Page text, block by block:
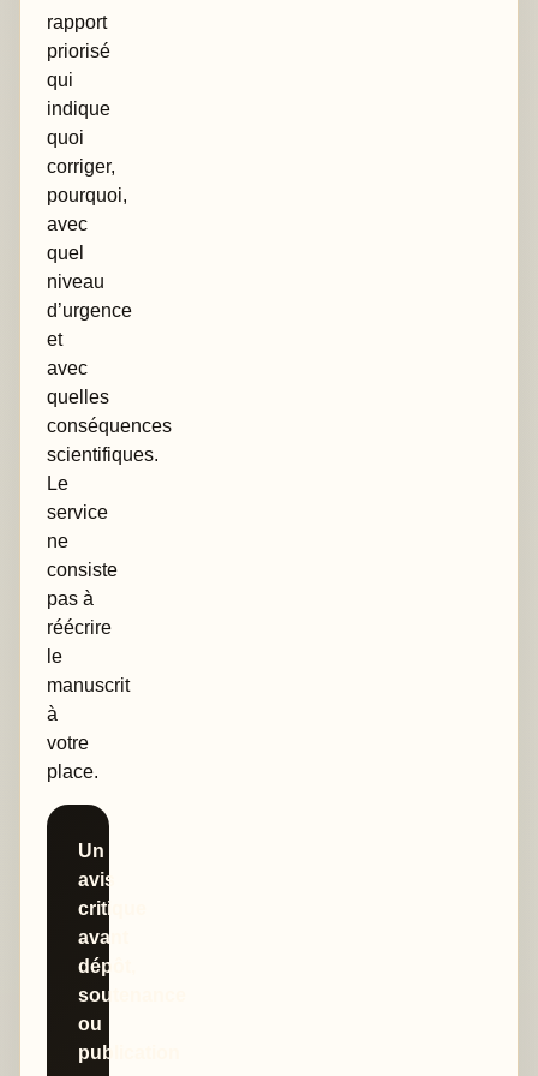
rapport
priorisé
qui
indique
quoi
corriger,
pourquoi,
avec
quel
niveau
d’urgence
et
avec
quelles
conséquences
scientifiques.
Le
service
ne
consiste
pas à
réécrire
le
manuscrit
à
votre
place.
Un
avis
critique
avant
dépôt,
soutenance
ou
publication